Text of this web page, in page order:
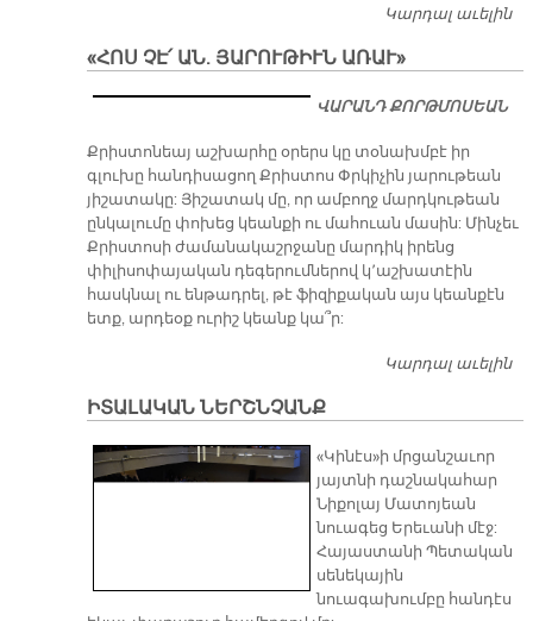
Կարդալ աւելին
«ՀՈՍ ՉԷ՛ ԱՆ. ՅԱՐՈՒԹԻՒՆ ԱՌԱՒ»
ՎԱՐԱՆԴ ՔՈՐԹՄՈՍԵԱՆ
Քրիստոնեայ աշխարհը օրերս կը տօնախմբէ իր
գլուխը հանդիսացող Քրիստոս Փրկիչին յարութեան
յիշատակը: Յիշատակ մը, որ ամբողջ մարդկութեան
ընկալումը փոխեց կեանքի ու մահուան մասին: Մինչեւ
Քրիստոսի ժամանակաշրջանը մարդիկ իրենց
փիլիսոփայական դեգերումներով կ՚աշխատէին
հասկնալ ու ենթադրել, թէ ֆիզիքական այս կեանքէն
ետք, արդեօք ուրիշ կեանք կա՞ր:
Կարդալ աւելին
ԻՏԱԼԱԿԱՆ ՆԵՐՇՆՉԱՆՔ
«Կինէս»ի մրցանշաւոր
յայտնի դաշնակահար
Նիքոլայ Մատոյեան
նուագեց Երեւանի մէջ:
Հայաստանի Պետական
սենեկային
նուագախումբը հանդէս